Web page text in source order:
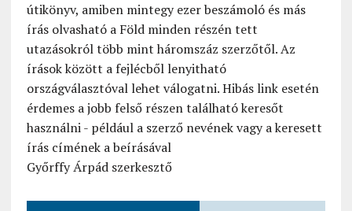
útikönyv, amiben mintegy ezer beszámoló és más
írás olvasható a Föld minden részén tett
utazásokról több mint háromszáz szerzőtől. Az
írások között a fejlécből lenyitható
országválasztóval lehet válogatni. Hibás link esetén
érdemes a jobb felső részen található keresőt
használni - például a szerző nevének vagy a keresett
írás címének a beírásával
Győrffy Árpád szerkesztő